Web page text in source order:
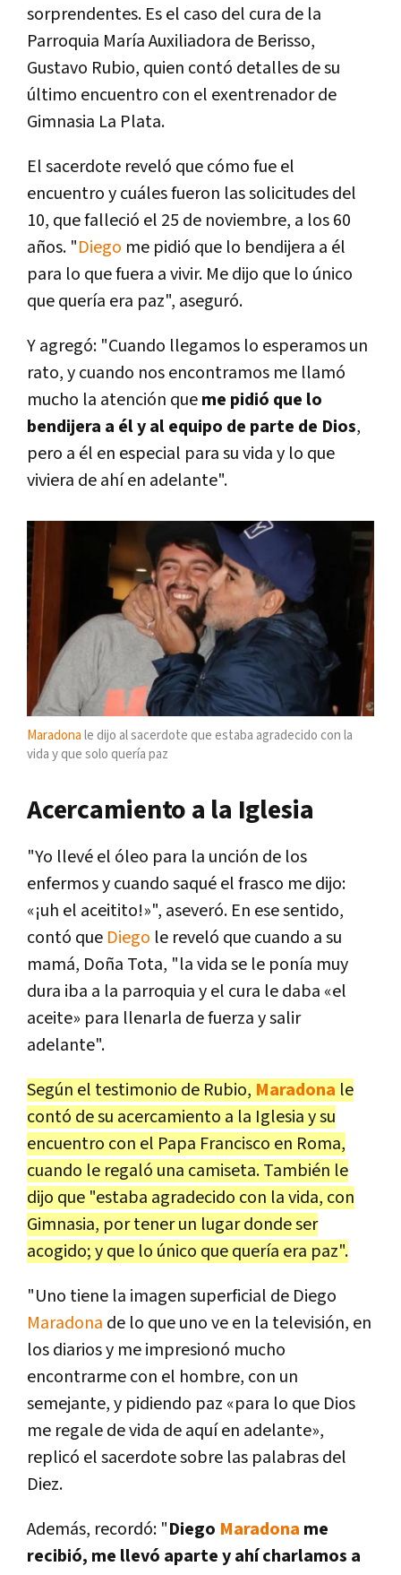
sorprendentes. Es el caso del cura de la
Parroquia María Auxiliadora de Berisso,
Gustavo Rubio, quien contó detalles de su
último encuentro con el exentrenador de
Gimnasia La Plata.
El sacerdote reveló que cómo fue el
encuentro y cuáles fueron las solicitudes del
10, que falleció el 25 de noviembre, a los 60
años. "Diego me pidió que lo bendijera a él
para lo que fuera a vivir. Me dijo que lo único
que quería era paz", aseguró.
Y agregó: "Cuando llegamos lo esperamos un
rato, y cuando nos encontramos me llamó
mucho la atención queme pidió que lo
bendijera a él y al equipo de parte de Dios,
pero a él en especial para su vida y lo que
viviera de ahí en adelante".
Maradona le dijo al sacerdote que estaba agradecido con la
vida y que solo quería paz
Acercamiento a la Iglesia
"Yo llevé el óleo para la unción de los
enfermos y cuando saqué el frasco me dijo:
«¡uh el aceitito!»", aseveró. En ese sentido,
contó que Diego le reveló que cuando a su
mamá, Doña Tota, "la vida se le ponía muy
dura iba a la parroquia y el cura le daba «el
aceite» para llenarla de fuerza y salir
adelante".
Según el testimonio de Rubio, Maradona le
contó de su acercamiento a la Iglesia y su
encuentro con el Papa Francisco en Roma,
cuando le regaló una camiseta. También le
dijo que "estaba agradecido con la vida, con
Gimnasia, por tener un lugar donde ser
acogido; y que lo único que quería era paz".
"Uno tiene la imagen superficial de Diego
Maradona de lo que uno ve en la televisión, en
los diarios y me impresionó mucho
encontrarme con el hombre, con un
semejante, y pidiendo paz «para lo que Dios
me regale de vida de aquí en adelante»,
replicó el sacerdote sobre las palabras del
Diez.
Además, recordó: "Diego Maradona me
recibió, me llevó aparte y ahí charlamos a